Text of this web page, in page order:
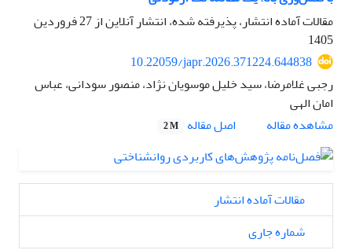
مقالات آماده انتشار، پذیرفته شده، انتشار آنلاین از
27 فروردین
1405
10.22059/japr.2026.371224.644838
رجبی غلامرضا، سید خلیل موسویان نژاد، منصور سودانی، عباس
امان الهی
مشاهده مقاله
اصل مقاله 2 M
مقالات آماده انتشار
شماره جاری